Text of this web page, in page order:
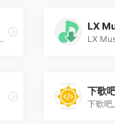
费共享无限的音乐和播客内容。
LX
下歌